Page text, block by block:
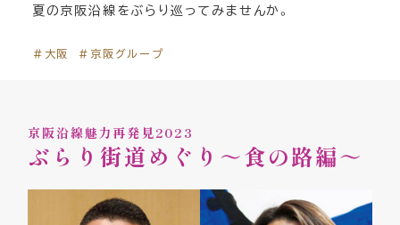
夏の京阪沿線をぶらり巡ってみませんか。
＃大阪 ＃京阪グループ
京阪沿線魅力再発見2023
ぶらり街道めぐり～食の路編～